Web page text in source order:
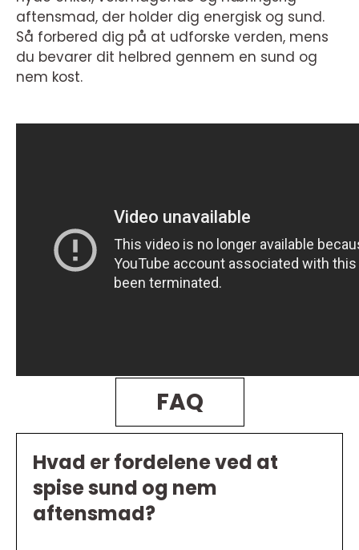
aftensmad, der holder dig energisk og sund.
Så forbered dig på at udforske verden, mens
du bevarer dit helbred gennem en sund og
nem kost.
FAQ
Hvad er fordelene ved at
spise sund og nem
aftensmad?